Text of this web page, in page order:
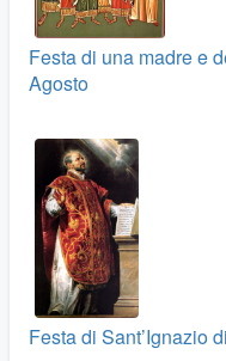
Festa di una madre e
Agosto
Festa di Sant’Ignazio